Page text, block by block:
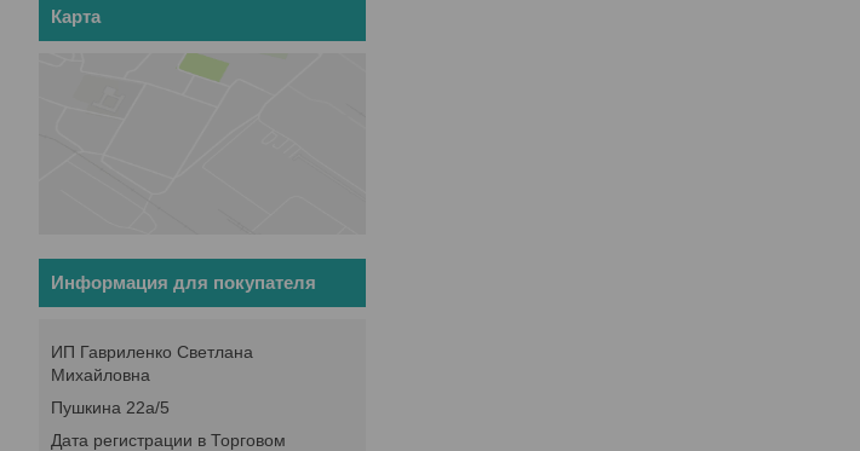
Карта
Информация для покупателя
ИП Гавриленко Светлана
Михайловна
Пушкина 22а/5
Дата регистрации в Торговом